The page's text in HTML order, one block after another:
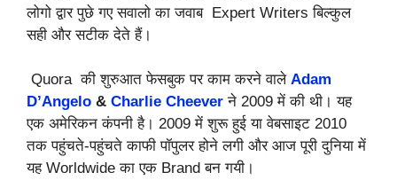
लोगो द्वार पुछे गए सवालो का जवाब Expert Writers बिल्कुल
सही और सटीक देते हैं।
Quora की शुरुआत फेसबुक पर काम करने वाले Adam
D’Angelo & Charlie Cheever ने 2009 में की थी। यह
एक अमेरिकन कंपनी है। 2009 में शुरू हुई या वेबसाइट 2010
तक पहुंचते-पहुंचते काफी पॉपुलर होने लगी और आज पूरी दुनिया में
यहWorldwide का एक Brand बन गयी।